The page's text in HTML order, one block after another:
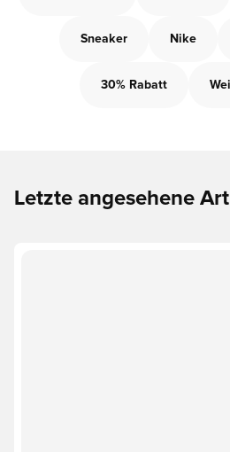
Sneaker Nike
30% Rabatt
Letzte angesehene